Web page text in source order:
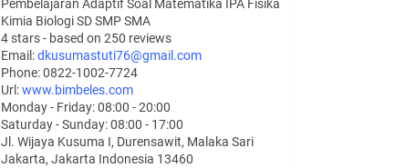
Pembelajaran Adaptif Soal Matematika IPA Fisika
Kimia Biologi SD SMP SMA
4stars - based on 250 reviews
Email:dkusumastuti76@gmail.com
Phone:0822-1002-7724
Url:www.bimbeles.com
Monday - Friday: 08:00 - 20:00
Saturday - Sunday: 08:00 - 17:00
Jl. Wijaya Kusuma I, Durensawit, Malaka Sari
Jakarta, Jakarta Indonesia 13460